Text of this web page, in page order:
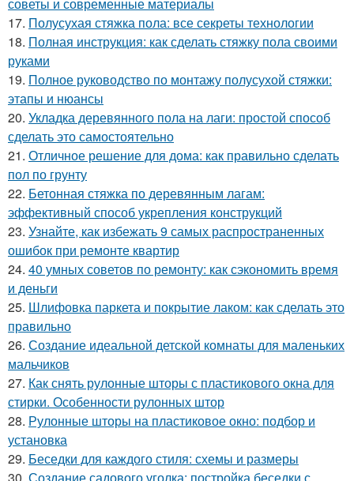
17. Полусухая стяжка пола: все секреты технологии
18. Полная инструкция: как сделать стяжку пола своими
руками
19. Полное руководство по монтажу полусухой стяжки:
этапы и нюансы
20. Укладка деревянного пола на лаги: простой способ
сделать это самостоятельно
21. Отличное решение для дома: как правильно сделать
пол по грунту
22. Бетонная стяжка по деревянным лагам:
эффективный способ укрепления конструкций
23. Узнайте, как избежать 9 самых распространенных
ошибок при ремонте квартир
24. 40 умных советов по ремонту: как сэкономить время
и деньги
25. Шлифовка паркета и покрытие лаком: как сделать это
правильно
26. Создание идеальной детской комнаты для маленьких
мальчиков
27. Как снять рулонные шторы с пластикового окна для
стирки. Особенности рулонных штор
28. Рулонные шторы на пластиковое окно: подбор и
установка
29. Беседки для каждого стиля: схемы и размеры
30. Создание садового уголка: постройка беседки с